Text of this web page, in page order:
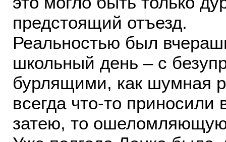
предстоящий отъезд.
Реальностью был
школьный день – с
бурлящими, как шумная
всегда что-то
затею, то ошеломляющую